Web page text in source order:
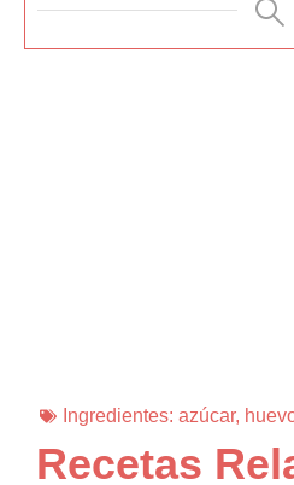
Ingredientes: azúcar,
Recetas